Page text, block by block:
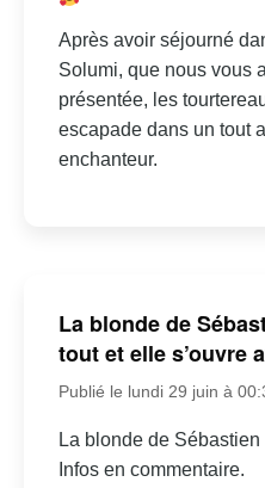
Après avoir séjourné
Solumi, que nous vous
présentée, les
escapade dans un tout
enchanteur.
La blonde de
tout et elle s’ouvre
Publié le lundi 29 juin à
La blonde de
Infos en commentaire.